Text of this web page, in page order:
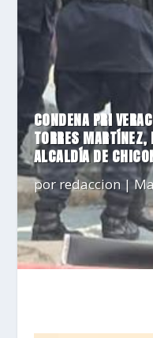
CONDENA PRI
TORRES
ALCALDÍA DE
porredaccion |